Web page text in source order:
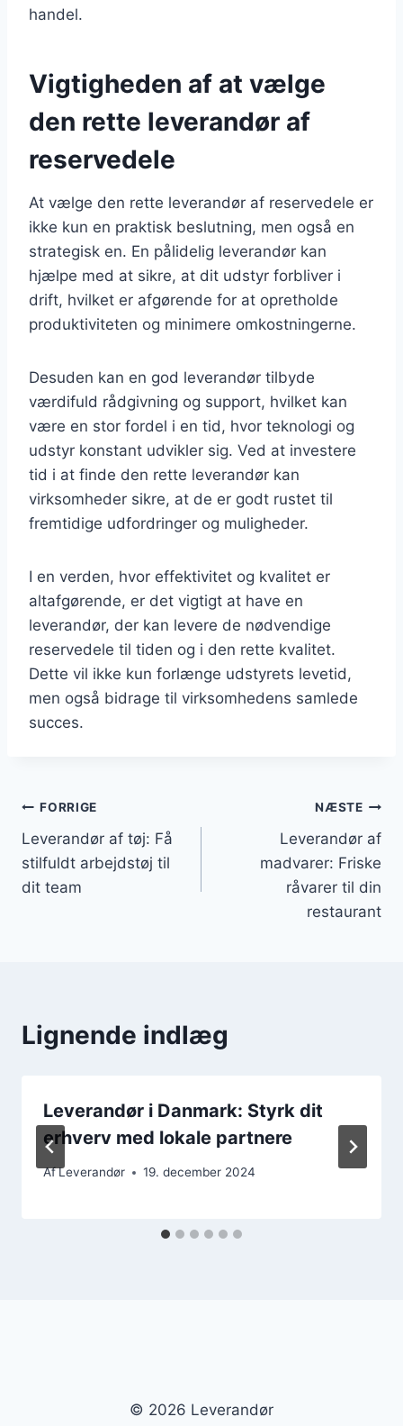
handel.
Vigtigheden af at vælge
den rette leverandør af
reservedele
At vælge den rette leverandør af reservedele er
ikke kun en praktisk beslutning, men også en
strategisk en. En pålidelig leverandør kan
hjælpe med at sikre, at dit udstyr forbliver i
drift, hvilket er afgørende for at opretholde
produktiviteten og minimere omkostningerne.
Desuden kan en god leverandør tilbyde
værdifuld rådgivning og support, hvilket kan
være en stor fordel i en tid, hvor teknologi og
udstyr konstant udvikler sig. Ved at investere
tid i at finde den rette leverandør kan
virksomheder sikre, at de er godt rustet til
fremtidige udfordringer og muligheder.
I en verden, hvor effektivitet og kvalitet er
altafgørende, er det vigtigt at have en
leverandør, der kan levere de nødvendige
reservedele til tiden og i den rette kvalitet.
Dette vil ikke kun forlænge udstyrets levetid,
men også bidrage til virksomhedens samlede
succes.
Indlægsnavigation
FORRIGE
Leverandør af tøj: Få
stilfuldt arbejdstøj til
dit team
NÆSTE
Leverandør af
madvarer: Friske
råvarer til din
restaurant
Lignende indlæg
Leverandør i Danmark: Styrk dit
erhverv med lokale partnere
AfLeverandør 19. december 2024
© 2026 Leverandør